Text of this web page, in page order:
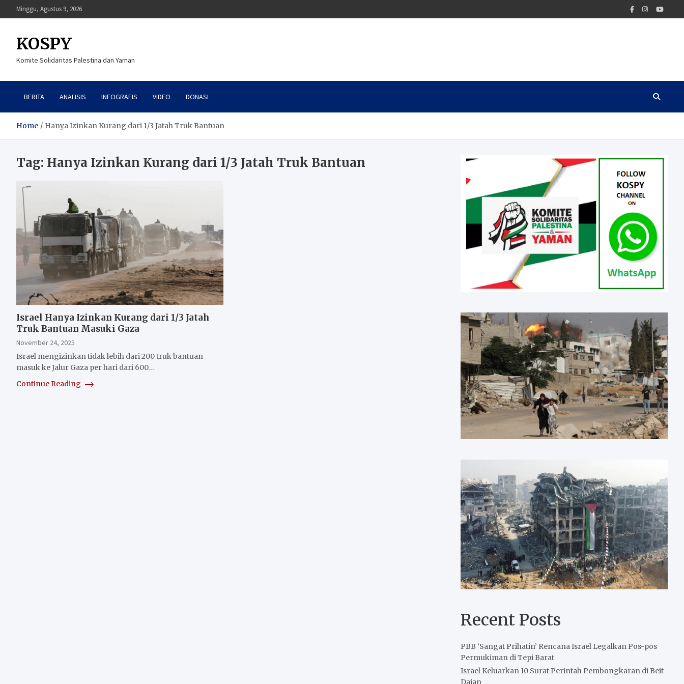
to
Minggu, Agustus 9, 2026
KOSPY
Komite Solidaritas Palestina dan Yaman
BERITA ANALISIS INFOGRAFIS VIDEO DONASI
Home Hanya Izinkan Kurang dari 1/3 Jatah Truk Bantuan
Tag: Hanya Izinkan Kurang dari 1/3 Jatah Truk Bantuan
Israel Hanya Izinkan Kurang dari 1/3 Jatah
Truk Bantuan Masuki Gaza
November 24, 2025
Israel mengizinkan tidak lebih dari 200 truk bantuan
masuk ke Jalur Gaza per hari dari 600…
Continue Reading
Recent Posts
PBB ‘Sangat Prihatin’ Rencana Israel Legalkan Pos-pos
Permukiman di Tepi Barat
Israel Keluarkan 10 Surat Perintah Pembongkaran di Beit
Dajan